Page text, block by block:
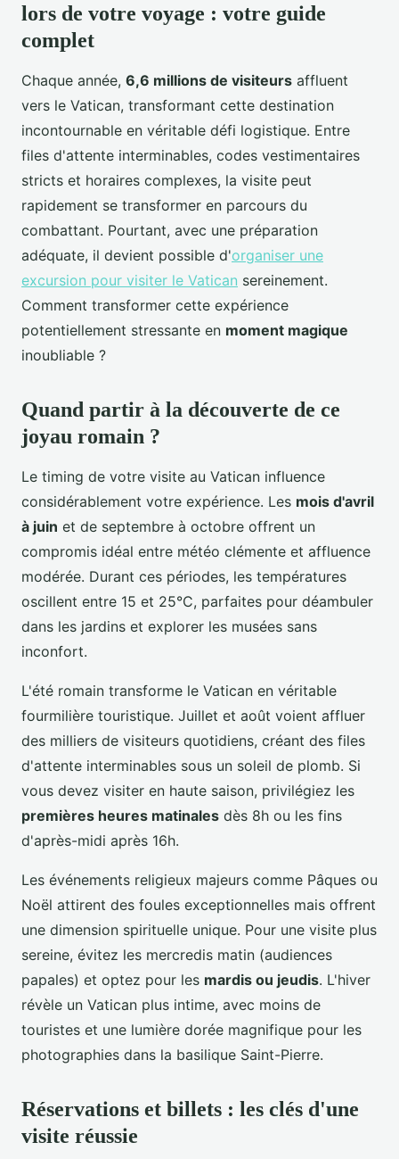
lors de votre voyage : votre guide
complet
Chaque année, 6,6 millions de visiteurs affluent
vers le Vatican, transformant cette destination
incontournable en véritable défi logistique. Entre
files d'attente interminables, codes vestimentaires
stricts et horaires complexes, la visite peut
rapidement se transformer en parcours du
combattant. Pourtant, avec une préparation
adéquate, il devient possible d'organiser une
excursion pour visiter le Vatican sereinement.
Comment transformer cette expérience
potentiellement stressante en moment magique
inoubliable ?
Quand partir à la découverte de ce
joyau romain ?
Le timing de votre visite au Vatican influence
considérablement votre expérience. Les mois d'avril
à juin et de septembre à octobre offrent un
compromis idéal entre météo clémente et affluence
modérée. Durant ces périodes, les températures
oscillent entre 15 et 25°C, parfaites pour déambuler
dans les jardins et explorer les musées sans
inconfort.
L'été romain transforme le Vatican en véritable
fourmilière touristique. Juillet et août voient affluer
des milliers de visiteurs quotidiens, créant des files
d'attente interminables sous un soleil de plomb. Si
vous devez visiter en haute saison, privilégiez les
premières heures matinales dès 8h ou les fins
d'après-midi après 16h.
Les événements religieux majeurs comme Pâques ou
Noël attirent des foules exceptionnelles mais offrent
une dimension spirituelle unique. Pour une visite plus
sereine, évitez les mercredis matin (audiences
papales) et optez pour les mardis ou jeudis. L'hiver
révèle un Vatican plus intime, avec moins de
touristes et une lumière dorée magnifique pour les
photographies dans la basilique Saint-Pierre.
Réservations et billets : les clés d'une
visite réussie